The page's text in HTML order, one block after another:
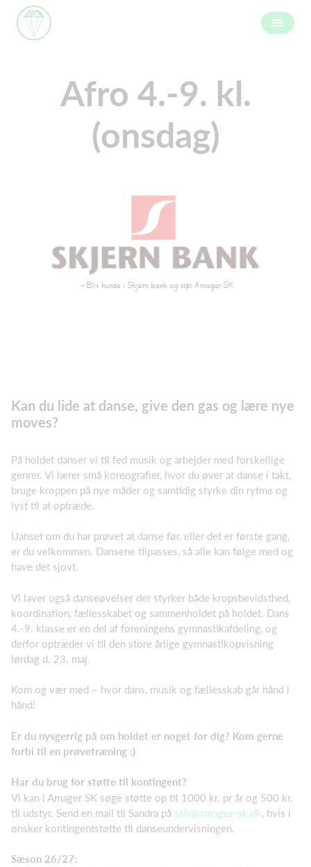
Afro 4.-9. kl.
(onsdag)
Kan du lide at danse, give den gas og lære nye
moves?
På holdet danser vi til fed musik og arbejder med forskellige
genrer. Vi lærer små koreografier, hvor du øver at danse i takt,
bruge kroppen på nye måder og samtidig styrke din rytme og
lyst til at optræde.
Uanset om du har prøvet at danse før, eller det er første gang,
er du velkommen. Dansene tilpasses, så alle kan følge med og
have det sjovt.
Vi laver også danseøvelser der styrker både kropsbevidsthed,
koordination, fællesskabet og sammenholdet på holdet. Dans
4.-9. klasse er en del af foreningens gymnastikafdeling, og
derfor optræder vi til den store årlige gymnastikopvisning
lørdag d. 23. maj.
Kom og vær med – hvor dans, musik og fællesskab går hånd i
hånd!
Er du nysgerrig på om holdet er noget for dig? Kom gerne
forbi til en prøvetræning :)
Har du brug for støtte til kontingent?
Vi kan i Amager SK søge støtte op til 1000 kr. pr år og 500 kr.
til udstyr. Send en mail til Sandra på ssb@amager-sk.dk , hvis i
ønsker kontingentstøtte til danseundervisningen.
Sæson 26/27: